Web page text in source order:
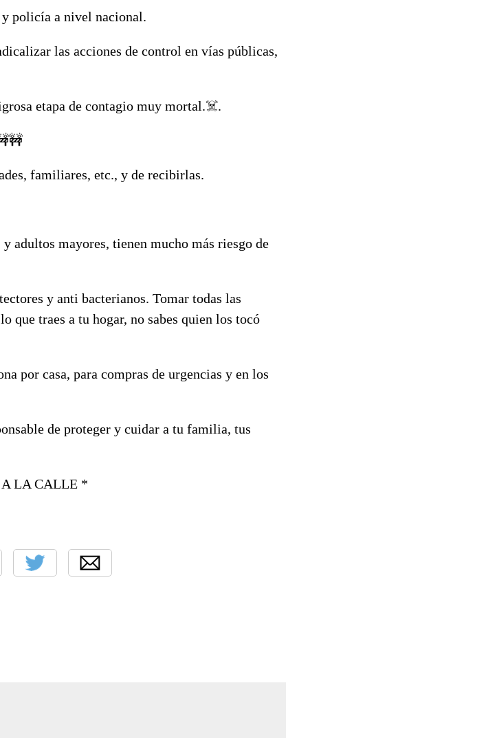
policía a nivel nacional.
las acciones de control en vías públicas,
etapa de contagio muy mortal.☠️.
familiares, etc., y de recibirlas.
adultos mayores, tienen mucho más riesgo de
y anti bacterianos. Tomar todas las
que traes a tu hogar, no sabes quien los tocó
por casa, para compras de urgencias y en los
de proteger y cuidar a tu familia, tus
A LA CALLE *